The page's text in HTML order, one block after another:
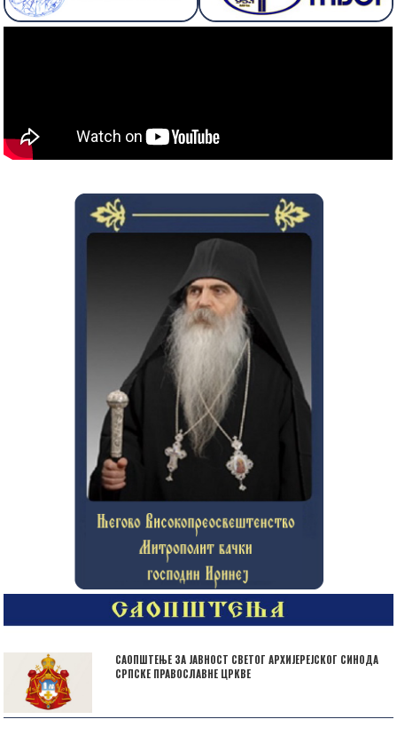
САОПШТЕЊЕ ЗА ЈАВНОСТ СВЕТОГ АРХИЈЕРЕЈСКОГ СИНОДА
СРПСКЕ ПРАВОСЛАВНЕ ЦРКВЕ